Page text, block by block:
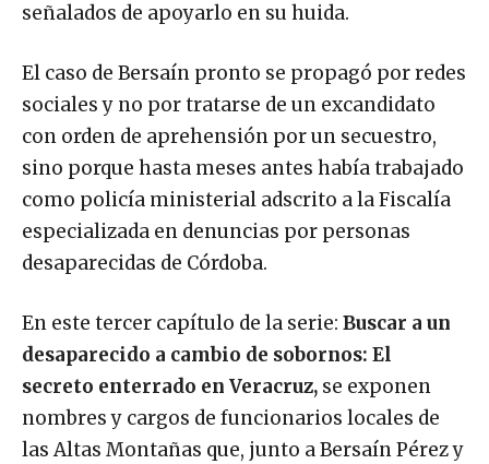
señalados de apoyarlo en su huida.
El caso de Bersaín pronto se propagó por redes
sociales y no por tratarse de un excandidato
con orden de aprehensión por un secuestro,
sino porque hasta meses antes había trabajado
como policía ministerial adscrito a la Fiscalía
especializada en denuncias por personas
desaparecidas de Córdoba.
En este tercer capítulo de la serie: Buscar a un
desaparecido a cambio de sobornos: El
secreto enterrado en Veracruz, se exponen
nombres y cargos de funcionarios locales de
las Altas Montañas que, junto a Bersaín Pérez y